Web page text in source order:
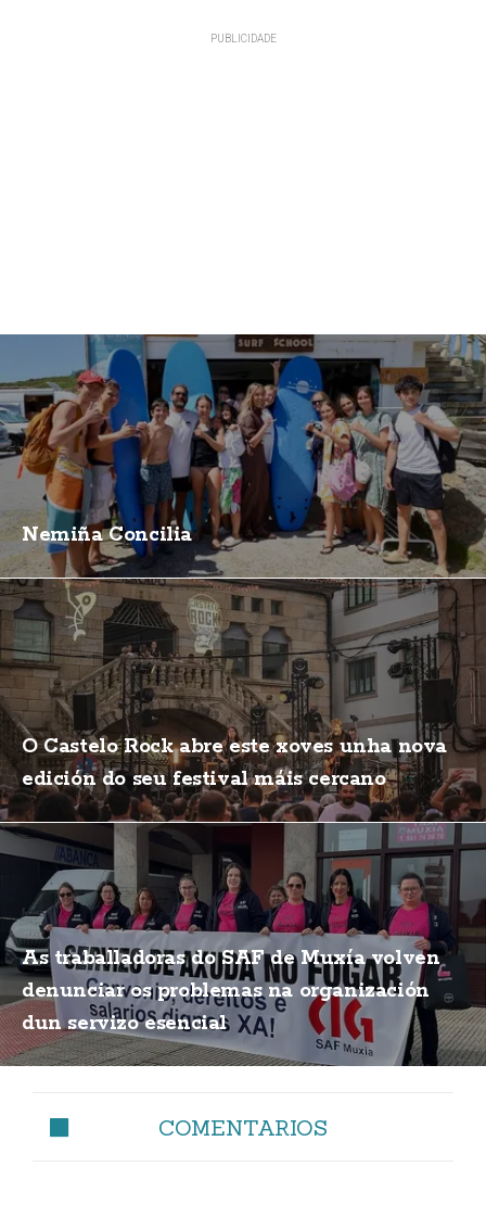
Nemiña Concilia
O Castelo Rock abre este xoves unha nova
edición do seu festival máis cercano
As traballadoras do SAF de Muxía volven
denunciar os problemas na organización
dun servizo esencial
COMENTARIOS